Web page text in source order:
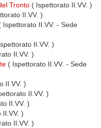
Tronto ( Ispettorato II.VV. )
II.VV. )
Ispettorato II.VV. - Sede
II.VV. )
II.VV. )
( Ispettorato II.VV. - Sede
II.VV. )
II.VV. )
II.VV. )
II.VV. )
II.VV. )